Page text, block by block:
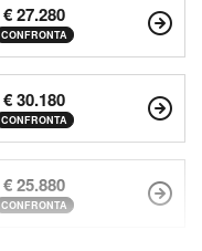
€ 27.280
CONFRONTA
€ 30.180
CONFRONTA
€ 25.880
CONFRONTA